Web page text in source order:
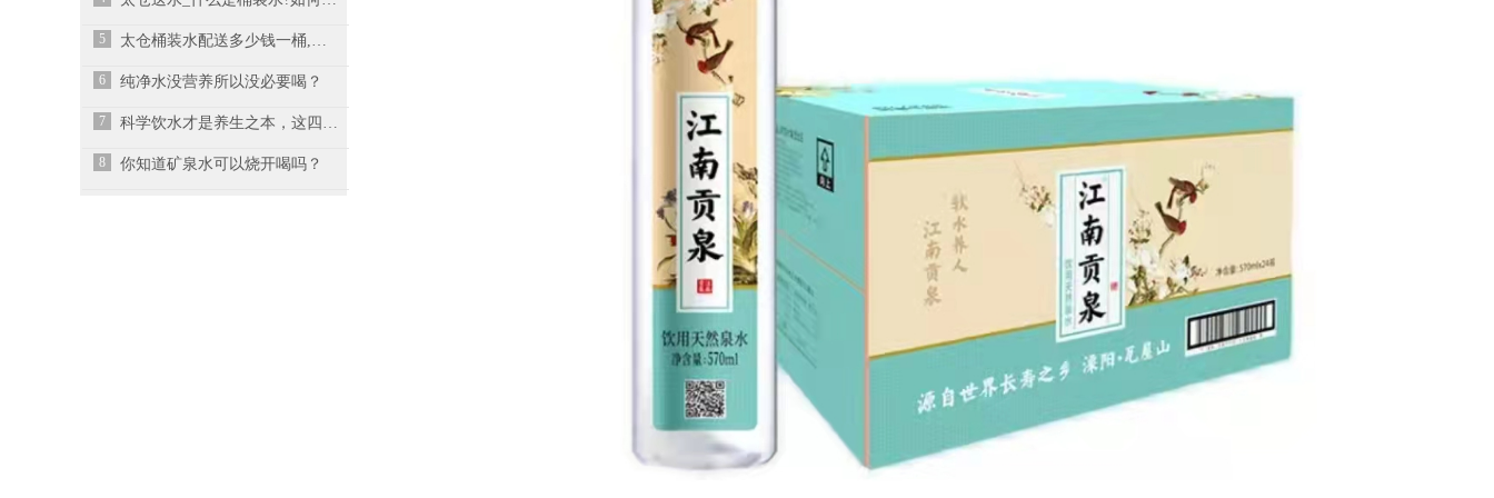
5 太仓桶装水配送多少钱一桶,怎样喝桶装水
6 纯净水没营养所以没必要喝？
7 科学饮水才是养生之本，这四大喝水误区你有吗？
8 你知道矿泉水可以烧开喝吗？